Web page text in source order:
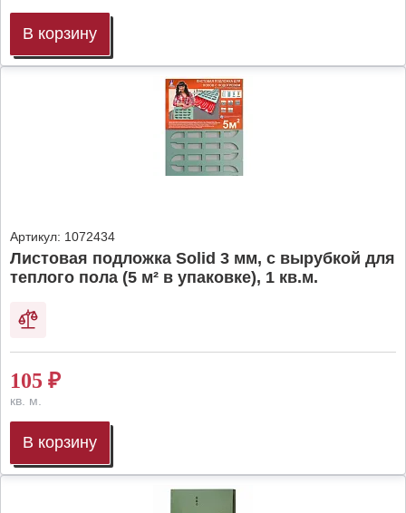
В корзину
Артикул: 1072434
Листовая подложка Solid 3 мм, с вырубкой для
теплого пола (5 м² в упаковке), 1 кв.м.
105 ₽
кв. м.
В корзину